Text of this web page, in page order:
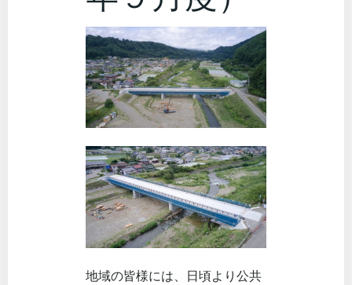
地域の皆様には、日頃より公共